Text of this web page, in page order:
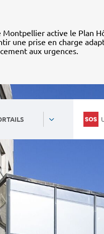
Montpellier active le Plan
une prise en charge
aux urgences.